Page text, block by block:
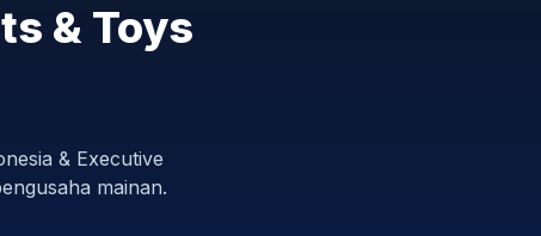
& Toys
& Executive
mainan.